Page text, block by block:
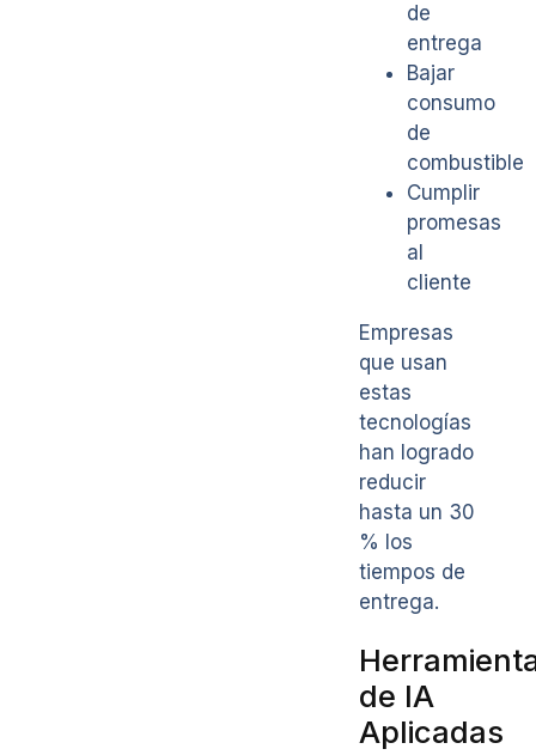
de
entrega
Bajar
consumo
de
combustible
Cumplir
promesas
al
cliente
Empresas
que usan
estas
tecnologías
han logrado
reducir
hasta un 30
% los
tiempos de
entrega.
de IA
Aplicadas